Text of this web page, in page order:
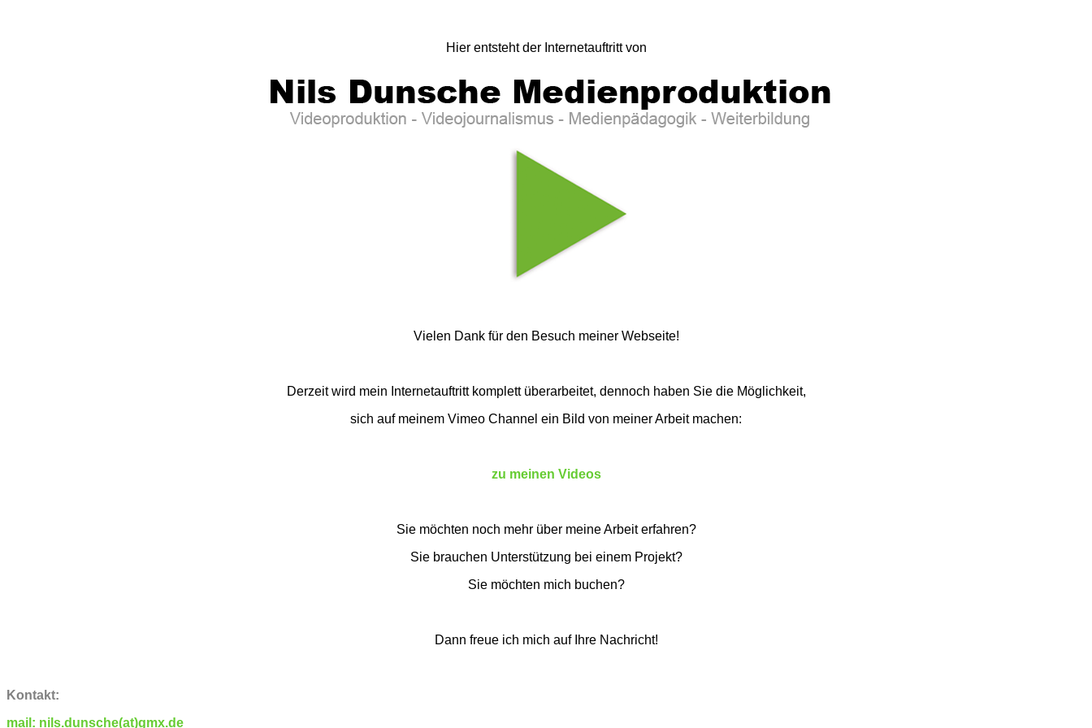
Hier entsteht der Internetauftritt von
Vielen Dank für den Besuch meiner Webseite!
Derzeit wird mein Internetauftritt komplett überarbeitet, dennoch haben Sie die Möglichkeit,
sich auf meinem Vimeo Channel ein Bild von meiner Arbeit machen:
zu meinen Videos
Sie möchten noch mehr über meine Arbeit erfahren?
Sie brauchen Unterstützung bei einem Projekt?
Sie möchten mich buchen?
Dann freue ich mich auf Ihre Nachricht!
Kontakt:
mail: nils.dunsche(at)gmx.de